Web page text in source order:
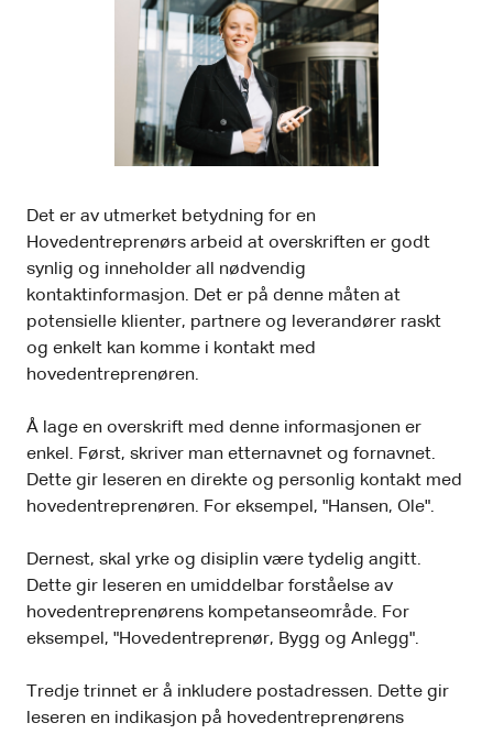
Det er av utmerket betydning for en
Hovedentreprenørs arbeid at overskriften er godt
synlig og inneholder all nødvendig
kontaktinformasjon. Det er på denne måten at
potensielle klienter, partnere og leverandører raskt
og enkelt kan komme i kontakt med
hovedentreprenøren.
Å lage en overskrift med denne informasjonen er
enkel. Først, skriver man etternavnet og fornavnet.
Dette gir leseren en direkte og personlig kontakt med
hovedentreprenøren. For eksempel, "Hansen, Ole".
Dernest, skal yrke og disiplin være tydelig angitt.
Dette gir leseren en umiddelbar forståelse av
hovedentreprenørens kompetanseområde. For
eksempel, "Hovedentreprenør, Bygg og Anlegg".
Tredje trinnet er å inkludere postadressen. Dette gir
leseren en indikasjon på hovedentreprenørens